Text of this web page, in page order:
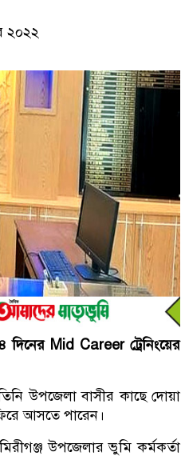
২০২২
দিনের Mid Career ট্রেনিংয়ের
উপজেলা বাসীর কাছে দোয়া
আসতে পারেন।
উপজেলার ভুমি কর্মকর্তা